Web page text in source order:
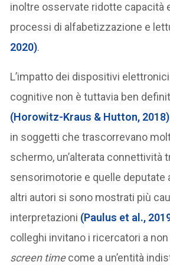
inoltre osservate ridotte capacità
processi di alfabetizzazione e
2020).
L’impatto dei dispositivi
cognitive non è tuttavia ben
(Horowitz-Kraus & Hutton, 2018)
in soggetti che trascorrevano
schermo, un’alterata connettività
sensorimotorie e quelle deputate
altri autori si sono mostrati più
interpretazioni (Paulus et al.,
colleghi invitano i ricercatori a
screen timecome a un’entità